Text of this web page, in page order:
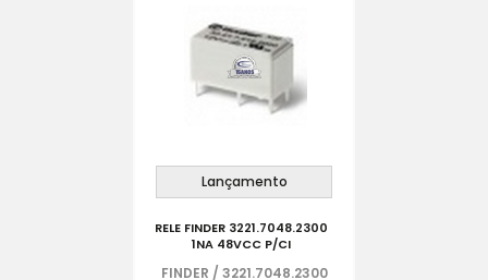
Lançamento
RELE FINDER 3221.7048.2300
1NA 48VCC P/CI
FINDER / 3221.7048.2300